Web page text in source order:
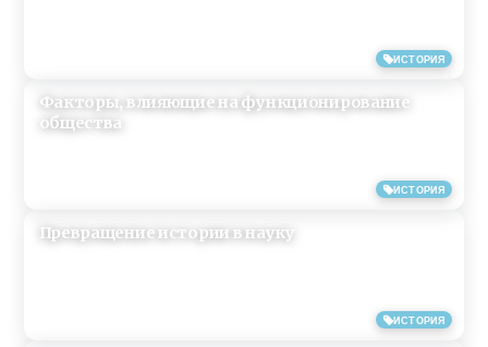
ИСТОРИЯ
ИСТОРИЯ
Факторы, влияющие на функционирование
общества
ИСТОРИЯ
Превращение истории в науку